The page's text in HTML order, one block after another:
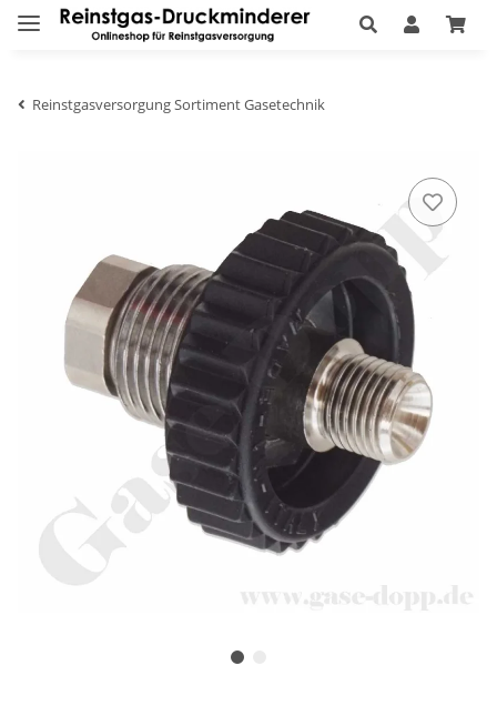
Reinstgasversorgung Sortiment Gasetechnik